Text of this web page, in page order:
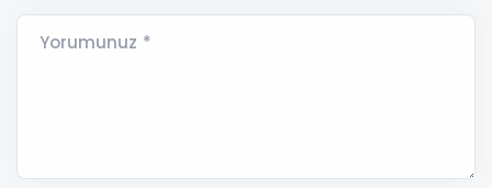
Yorumunuz *